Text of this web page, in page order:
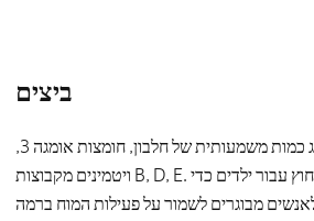
ביצים
ביצים מאפשרות לך להשיג כמות משמעותית של חלבון, חומצות אומגה 3,
ויטמינים מקבוצות B, D, E. הכולין הכלול במוצר זה נחוץ עבור ילדים כדי
מבוגרים לשמור על פעילות המוח ברמה